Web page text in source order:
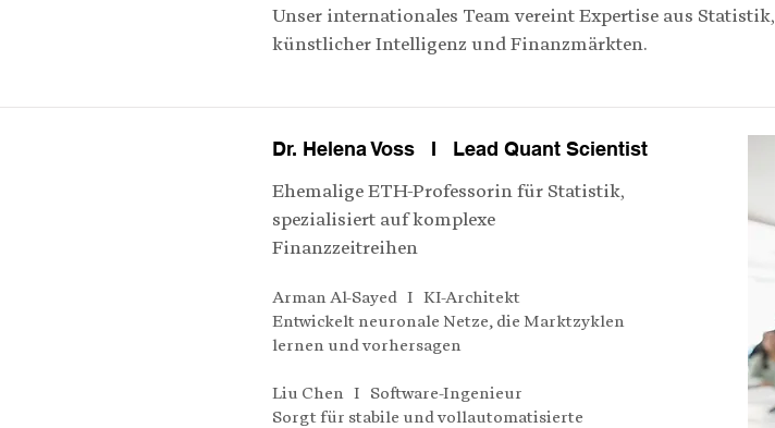
Unser internationales Team vereint Expertise aus Statistik,
künstlicher Intelligenz und Finanzmärkten.
Dr. Helena Voss I Lead Quant Scientist
Ehemalige ETH-Professorin für Statistik,
spezialisiert auf komplexe
Finanzzeitreihen
Arman Al-Sayed I KI-Architekt
Entwickelt neuronale Netze, die Marktzyklen
lernen und vorhersagen
Liu Chen I Software-Ingenieur
Sorgt für stabile und vollautomatisierte